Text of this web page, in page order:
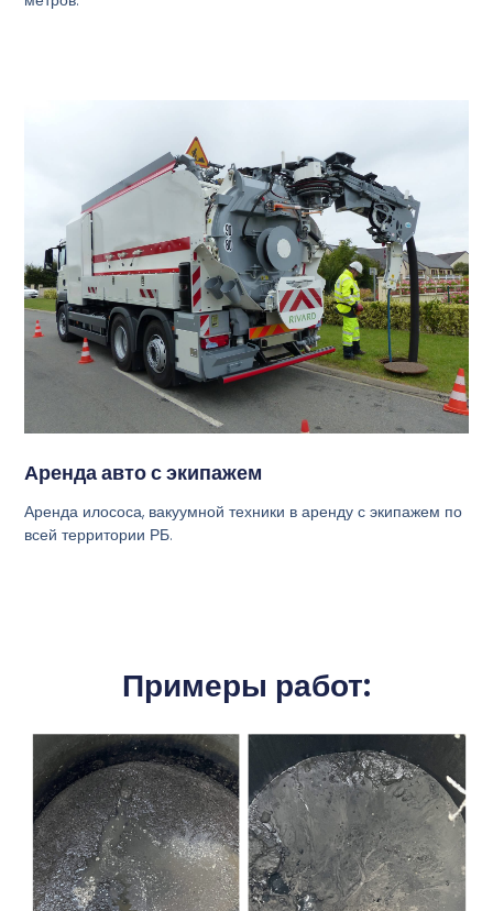
Аренда авто с экипажем
Аренда илососа, вакуумной техники в аренду с экипажем по
всей территории РБ.
Примеры работ: